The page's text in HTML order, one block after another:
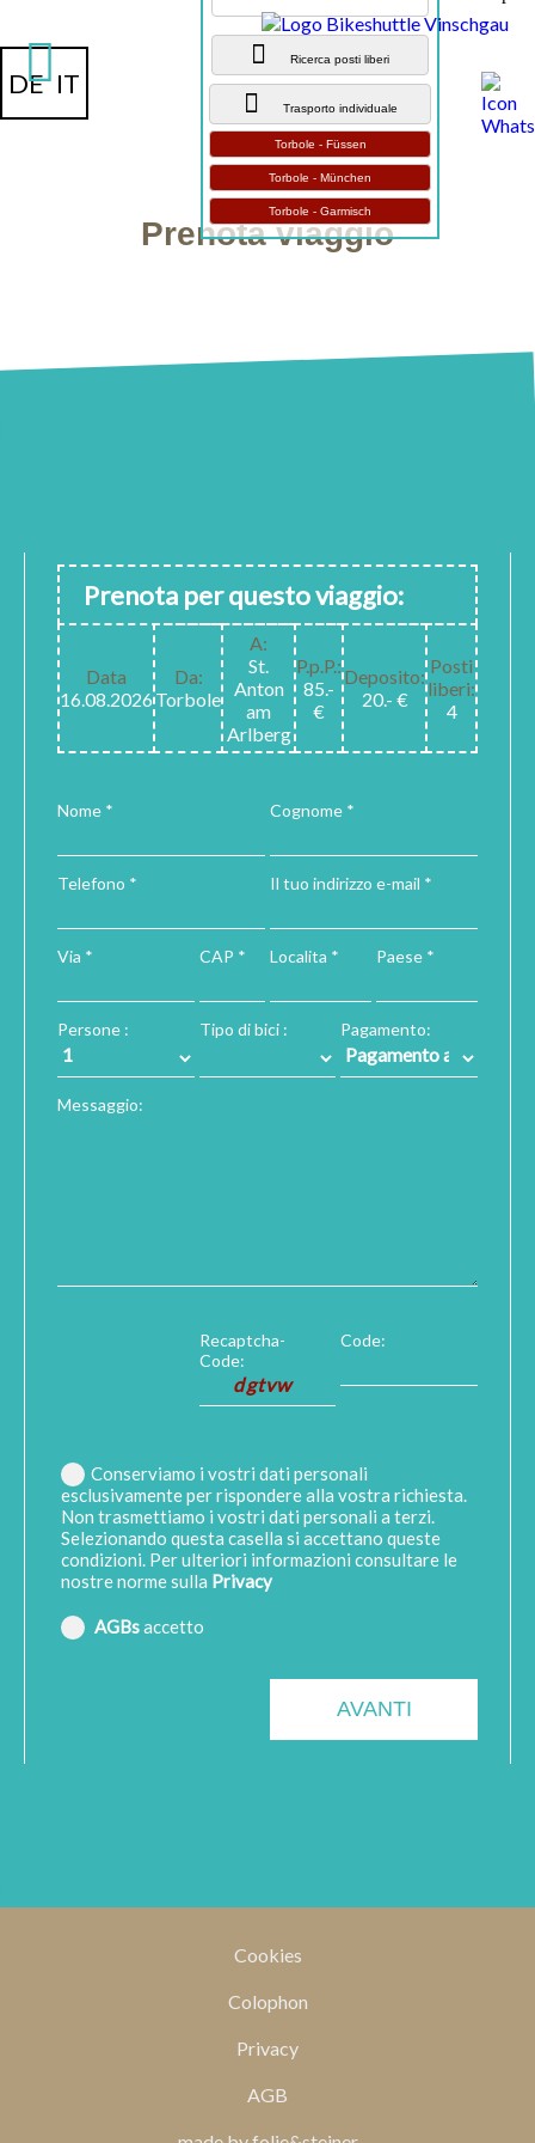
DE IT
Ricerca posti liberi
Trasporto individuale
Torbole - Füssen
Torbole - München
Torbole - Garmisch
Prenota viaggio
Prenota per questo viaggio:
Data
16.08.2026
Da:
Torbole
A:
St.
Anton
am
Arlberg
P.p.P.:
85.-
€
Deposito:
20.- €
Posti
liberi:
4
Nome * Cognome *
Telefono * Il tuo indirizzo e-mail *
Via * CAP * Localita * Paese *
Persone : Tipo di bici : Pagamento:
Messaggio:
Recaptcha-
Code:
Code:
Conserviamo i vostri dati personali
esclusivamente per rispondere alla vostra richiesta.
Non trasmettiamo i vostri dati personali a terzi.
Selezionando questa casella si accettano queste
condizioni. Per ulteriori informazioni consultare le
nostre norme sulla Privacy
AGBsaccetto
Cookies
Colophon
Privacy
AGB